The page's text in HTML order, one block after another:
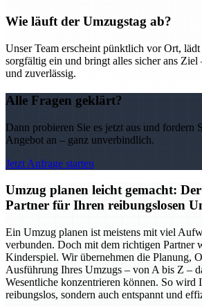
Wie läuft der Umzugstag ab?
Unser Team erscheint pünktlich vor Ort, lädt
sorgfältig ein und bringt alles sicher ans Ziel
und zuverlässig.
Alle Fragen geklärt?
Dann probieren Sie es jetzt aus und fordern
Angebot an – ganz unverbindlich.
Jetzt Anfrage starten
Umzug planen leicht gemacht:
Partner für Ihren reibungslosen
Ein Umzug planen ist meistens mit viel
verbunden. Doch mit dem richtigen Partner
Kinderspiel. Wir übernehmen die Planung,
Ausführung Ihres Umzugs – von A bis Z –
Wesentliche konzentrieren können. So wird
reibungslos, sondern auch entspannt und